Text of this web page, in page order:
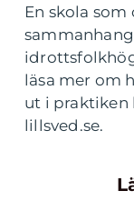
En skola
läsa mer om
ut i praktiken
lillsved.se.